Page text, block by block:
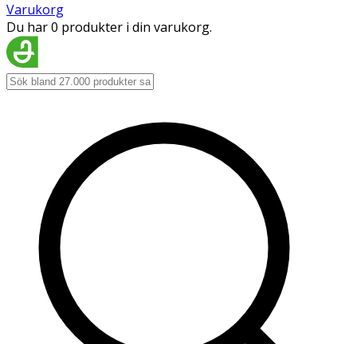
Varukorg
Du har 0 produkter i din varukorg.